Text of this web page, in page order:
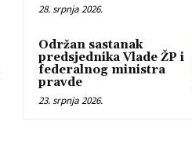
28. srpnja 2026.
Održan sastanak
predsjednika Vlade ŽP i
federalnog ministra
pravde
23. srpnja 2026.